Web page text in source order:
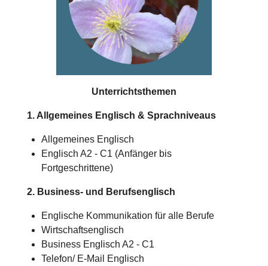
Unterrichtsthemen
1. Allgemeines Englisch & Sprachniveaus
Allgemeines Englisch
Englisch A2 - C1 (Anfänger bis
Fortgeschrittene)
2. Business- und Berufsenglisch
Englische Kommunikation für alle Berufe
Wirtschaftsenglisch
Business Englisch A2 - C1
Telefon/ E-Mail Englisch